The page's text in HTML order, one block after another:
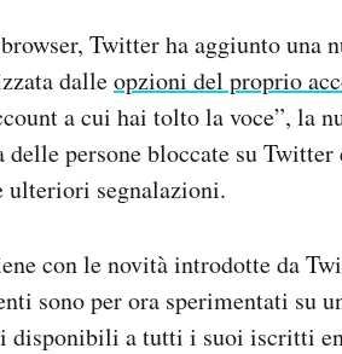
Twitter ha aggiunto una
dalleopzioni del proprio
a cui hai tolto la voce”, la
persone bloccate su Twitter
ulteriori segnalazioni.
con le novità introdotte da
sono per ora sperimentati su
disponibili a tutti i suoi iscritti